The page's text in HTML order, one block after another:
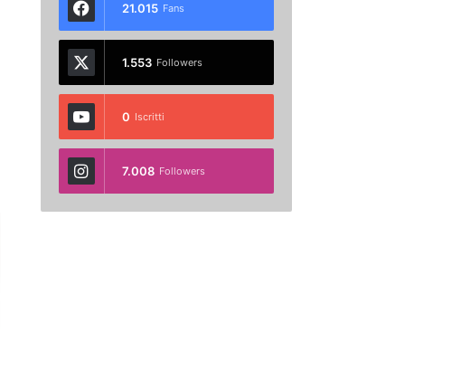
21.015 Fans
1.553 Followers
0 Iscritti
7.008 Followers